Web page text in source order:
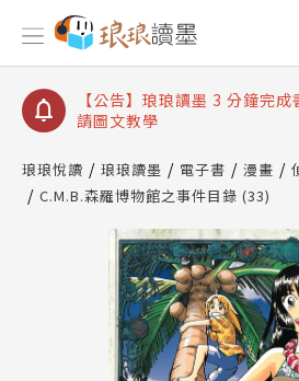
【公告】琅琅讀墨數位閱讀資
【公告】琅琅讀墨書櫃開通常
【公告】琅琅讀墨 3 分鐘完
請圖文教學
查詢
【公告】琅琅讀墨數位閱讀資
琅琅悅讀 琅琅讀墨 電子書 漫畫
C.M.B.森羅博物館之事件目錄 (33)